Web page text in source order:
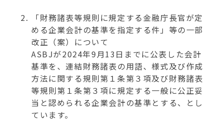
「財務諸表等規則に規定する金融庁長官が定
める企業会計の基準を指定する件」等の一部
改正（案）について
ASBJが2024年9月13日までに公表した会計
基準を、連結財務諸表の用語、様式及び作成
方法に関する規則第１条第３項及び財務諸表
等規則第１条第３項に規定する一般に公正妥
当と認められる企業会計の基準とする、とし
ています。